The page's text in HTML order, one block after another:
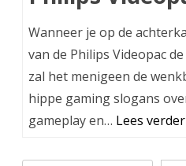
Wanneer je op de
van de Philips Videopac
zal het menigeen de
hippe gaming slogans
gameplay en… Lees